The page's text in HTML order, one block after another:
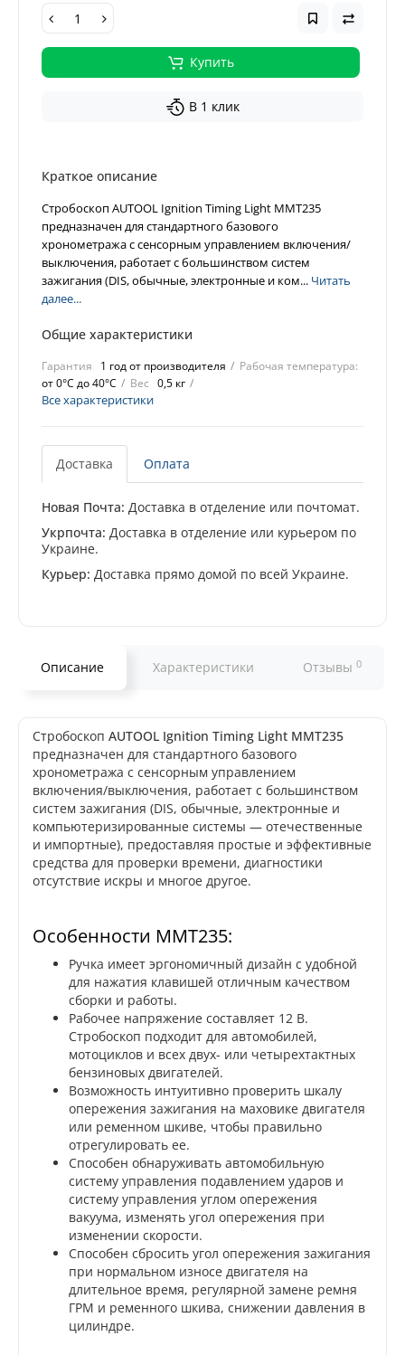
Купить
В 1 клик
Краткое описание
Стробоскоп AUTOOL Ignition Timing Light MMT235
предназначен для стандартного базового
хронометража с сенсорным управлением включения/
выключения, работает с большинством систем
зажигания (DIS, обычные, электронные и ком... Читать
далее...
Общие характеристики
Гарантия 1 год от производителя
Рабочая температура:
от 0°C до 40°C
Вес 0,5 кг
Все характеристики
Доставка Оплата
Новая Почта: Доставка в отделение или почтомат.
Укрпочта: Доставка в отделение или курьером по
Украине.
Курьер: Доставка прямо домой по всей Украине.
Описание Характеристики Отзывы 0
Стробоскоп AUTOOL Ignition Timing Light MMT235
предназначен для стандартного базового
хронометража с сенсорным управлением
включения/выключения, работает с большинством
систем зажигания (DIS, обычные, электронные и
компьютеризированные системы — отечественные
и импортные), предоставляя простые и эффективные
средства для проверки времени, диагностики
отсутствие искры и многое другое.
Особенности MMT235:
Ручка имеет эргономичный дизайн с удобной
для нажатия клавишей отличным качеством
сборки и работы.
Рабочее напряжение составляет 12 В.
Стробоскоп подходит для автомобилей,
мотоциклов и всех двух- или четырехтактных
бензиновых двигателей.
Возможность интуитивно проверить шкалу
опережения зажигания на маховике двигателя
или ременном шкиве, чтобы правильно
отрегулировать ее.
Способен обнаруживать автомобильную
систему управления подавлением ударов и
систему управления углом опережения
вакуума, изменять угол опережения при
изменении скорости.
Способен сбросить угол опережения зажигания
при нормальном износе двигателя на
длительное время, регулярной замене ремня
ГРМ и ременного шкива, снижении давления в
цилиндре.